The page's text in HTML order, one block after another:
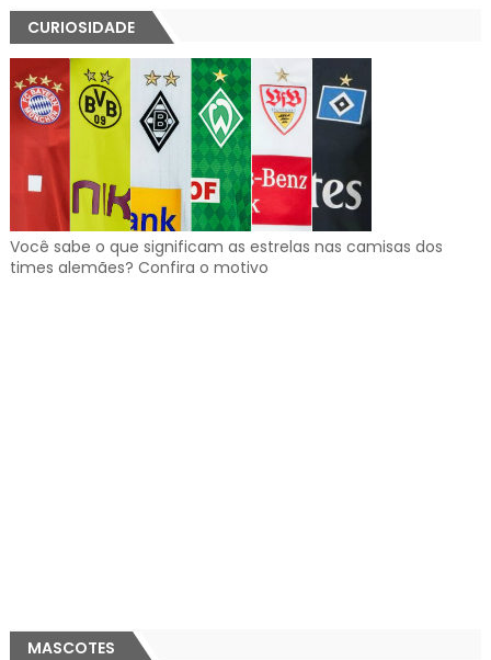
CURIOSIDADE
Você sabe o que significam as estrelas nas camisas dos
times alemães? Confira o motivo
MASCOTES